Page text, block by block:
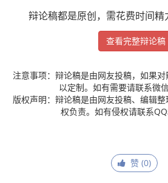
辩论稿都是原创，需花费时间精
查看完整辩论稿
注意事项：辩论稿是由网友投稿，如果
以定制。如有需要请联系微
版权声明：辩论稿是由网友投稿、编辑
权负责。如有侵权请联系QQ
赞 (0)